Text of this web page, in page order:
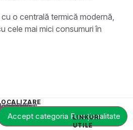
o centrală termică modernă,
cele mai mici consumuri în
este blocat până când acceptați categoria de cookie-uri necesară.
Accept categoria Funcționalitate
LINKURI
UTILE